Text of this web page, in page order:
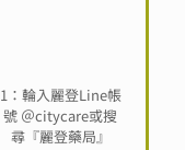
1：輪入麗登Line帳
號 ＠citycare或搜
尋『麗登藥局』